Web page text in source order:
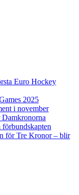
Euro Hockey
2025
i november
för Tre Kronor – blir